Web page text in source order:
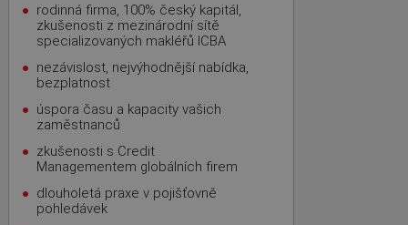
rodinná firma, 100% český kapitál,
zkušenosti z mezinárodní sítě
specializovaných makléřů ICBA
nezávislost, nejvýhodnější nabídka,
bezplatnost
úspora času a kapacity vašich
zaměstnanců
zkušenosti s Credit
Managementem globálních firem
dlouholetá praxe v pojišťovně
pohledávek